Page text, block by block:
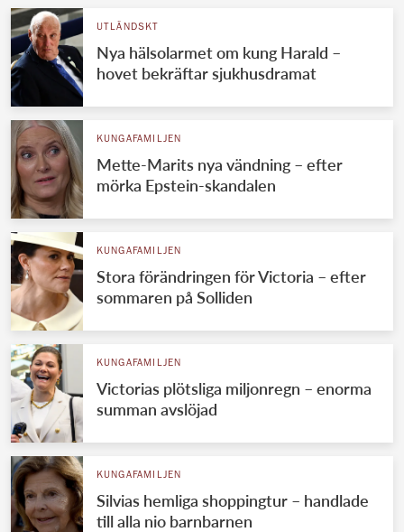
UTLÄNDSKT
Nya hälsolarmet om kung Harald –
hovet bekräftar sjukhusdramat
KUNGAFAMILJEN
Mette-Marits nya vändning – efter
mörka Epstein-skandalen
KUNGAFAMILJEN
Stora förändringen för Victoria – efter
sommaren på Solliden
KUNGAFAMILJEN
Victorias plötsliga miljonregn – enorma
summan avslöjad
KUNGAFAMILJEN
Silvias hemliga shoppingtur – handlade
till alla nio barnbarnen